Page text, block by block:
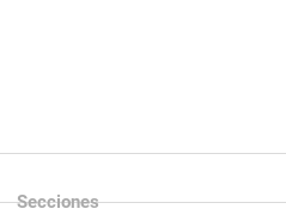
Secciones